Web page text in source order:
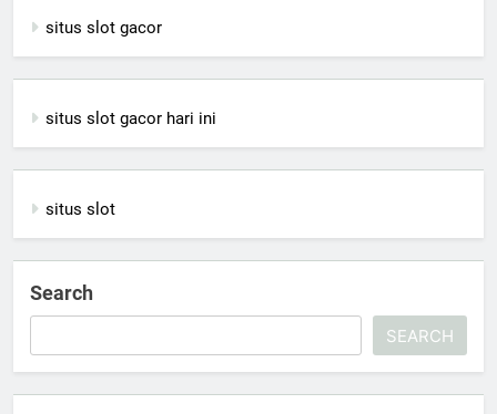
situs slot gacor
situs slot gacor hari ini
situs slot
Search
SEARCH